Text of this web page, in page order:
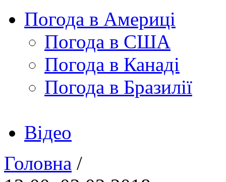
Погода в Америці
Погода в США
Погода в Канаді
Погода в Бразилії
Відео
Головна /